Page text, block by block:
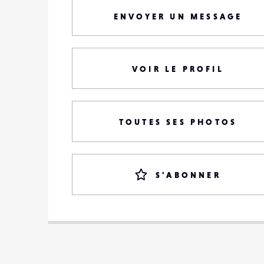
ENVOYER UN MESSAGE
VOIR LE PROFIL
TOUTES SES PHOTOS
S'ABONNER